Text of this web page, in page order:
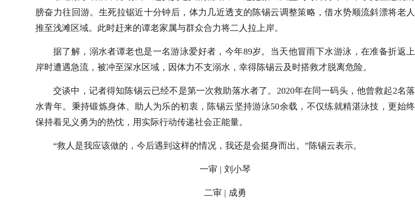
膀奋力往回游。生死拉锯近十分钟后，体力几近透支的陈锡云调整策略，借水势顺流斜漂将老人
推至浅滩区域。此时赶来的谭老家属与群众合力将二人拉上岸。
据了解，溺水者谭老也是一名游泳爱好者，今年89岁。当天他冒雨下水游泳，在准备折返上
岸时遭遇急流，被冲至深水区域，因体力不支溺水，幸得陈锡云及时搭救才脱离危险。
交谈中，记者得知陈锡云已经不是第一次救助落水者了。 2020年在同一码头，他曾救起2名落
水青年。秉持锻炼身体、助人为乐的初衷，陈锡云坚持游泳50余载，不仅练就精湛泳技，更始终
保持着见义勇为的热忱，用实际行动传递社会正能量。
“救人是我应该做的，今后遇到这样的情况，我还是会挺身而出。”陈锡云表示。
一审 | 刘小琴
二审 | 成勇